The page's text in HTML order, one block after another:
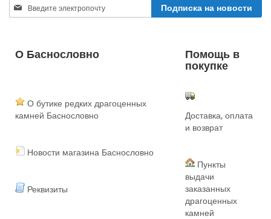
Sign
Up
Newsletter:
Подписка на новости
О Баснословно Помощь в
покупке
О бутике редких драгоценных
камней Баснословно
Новости магазина Баснословно
Реквизиты
Доставка, оплата
и возврат
Пункты
выдачи
заказанных
драгоценных
камней